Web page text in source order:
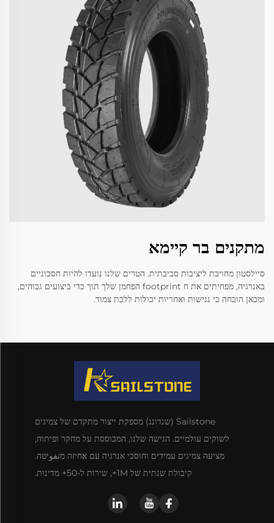
מתקנים בר קיימא
סיילסטון מחויבת ליציבות סביבתית. הטרים שלנו נועדו להיות חסכוניים
באנרגיה, מפחיתים את ח footprint הפחמן שלך תוך כדי ביצועים גבוהים,
ומכאן הוכחה כי נגישות ואחריות יכולות ללכת צמוד.
Sailstone (שנדונג) מספקת ייצור מתקדם של צמיגים
לשוקים עולמיים. הגישה שלנו, המבוססת על מחקר ופיתוח,
מציעה צמיגים עמידים וחוסכי אנרגיה עם אחיזה מتفوיטה.
קיבולת שנתית של 1M+, שירות ל-50+ מדינות.